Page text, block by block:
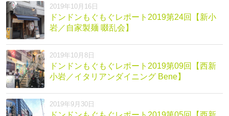
2019年10月16日
ドンドンもぐもぐレポート2019第24回【新小
岩／自家製麺 啜乱会】
2019年10月8日
ドンドンもぐもぐレポート2019第09回【西新
小岩／イタリアンダイニング Bene】
2019年9月30日